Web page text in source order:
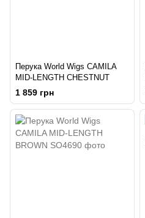
Перука World Wigs CAMILA
MID-LENGTH CHESTNUT
1 859 грн